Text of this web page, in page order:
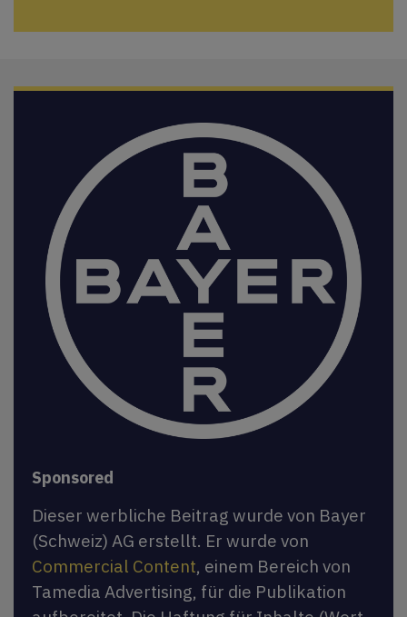
Sponsored
Dieser werbliche Beitrag wurde von Bayer
(Schweiz) AG erstellt. Er wurde von
Commercial Content, einem Bereich von
Tamedia Advertising, für die Publikation